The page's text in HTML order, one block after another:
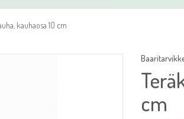
kauhaosa 10 cm
cm